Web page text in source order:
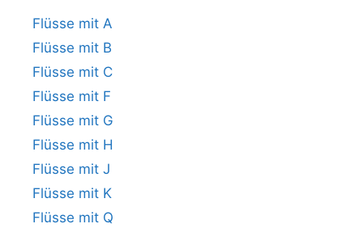
Flüsse mit A
Flüsse mit B
Flüsse mit C
Flüsse mit F
Flüsse mit G
Flüsse mit H
Flüsse mit J
Flüsse mit K
Flüsse mit Q